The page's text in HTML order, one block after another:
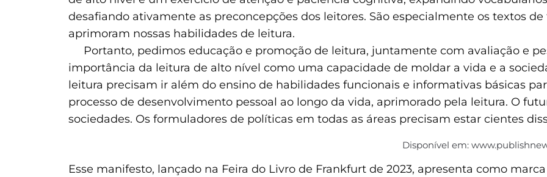
desafiando ativamente as preconcepções dos leitores. São especialmente os textos
aprimoram nossas habilidades de leitura.
Portanto, pedimos educação e promoção de leitura, juntamente com avaliação e
importância da leitura de alto nível como uma capacidade de moldar a vida e a
leitura precisam ir além do ensino de habilidades funcionais e informativas básicas
processo de desenvolvimento pessoal ao longo da vida, aprimorado pela leitura. O
sociedades. Os formuladores de políticas em todas as áreas precisam estar cientes
Disponível em:
Esse manifesto, lançado na Feira do Livro de Frankfurt de 2023, apresenta como